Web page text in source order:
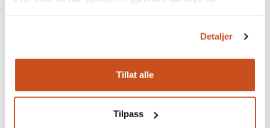
Detaljer
Tillat alle
Tilpass